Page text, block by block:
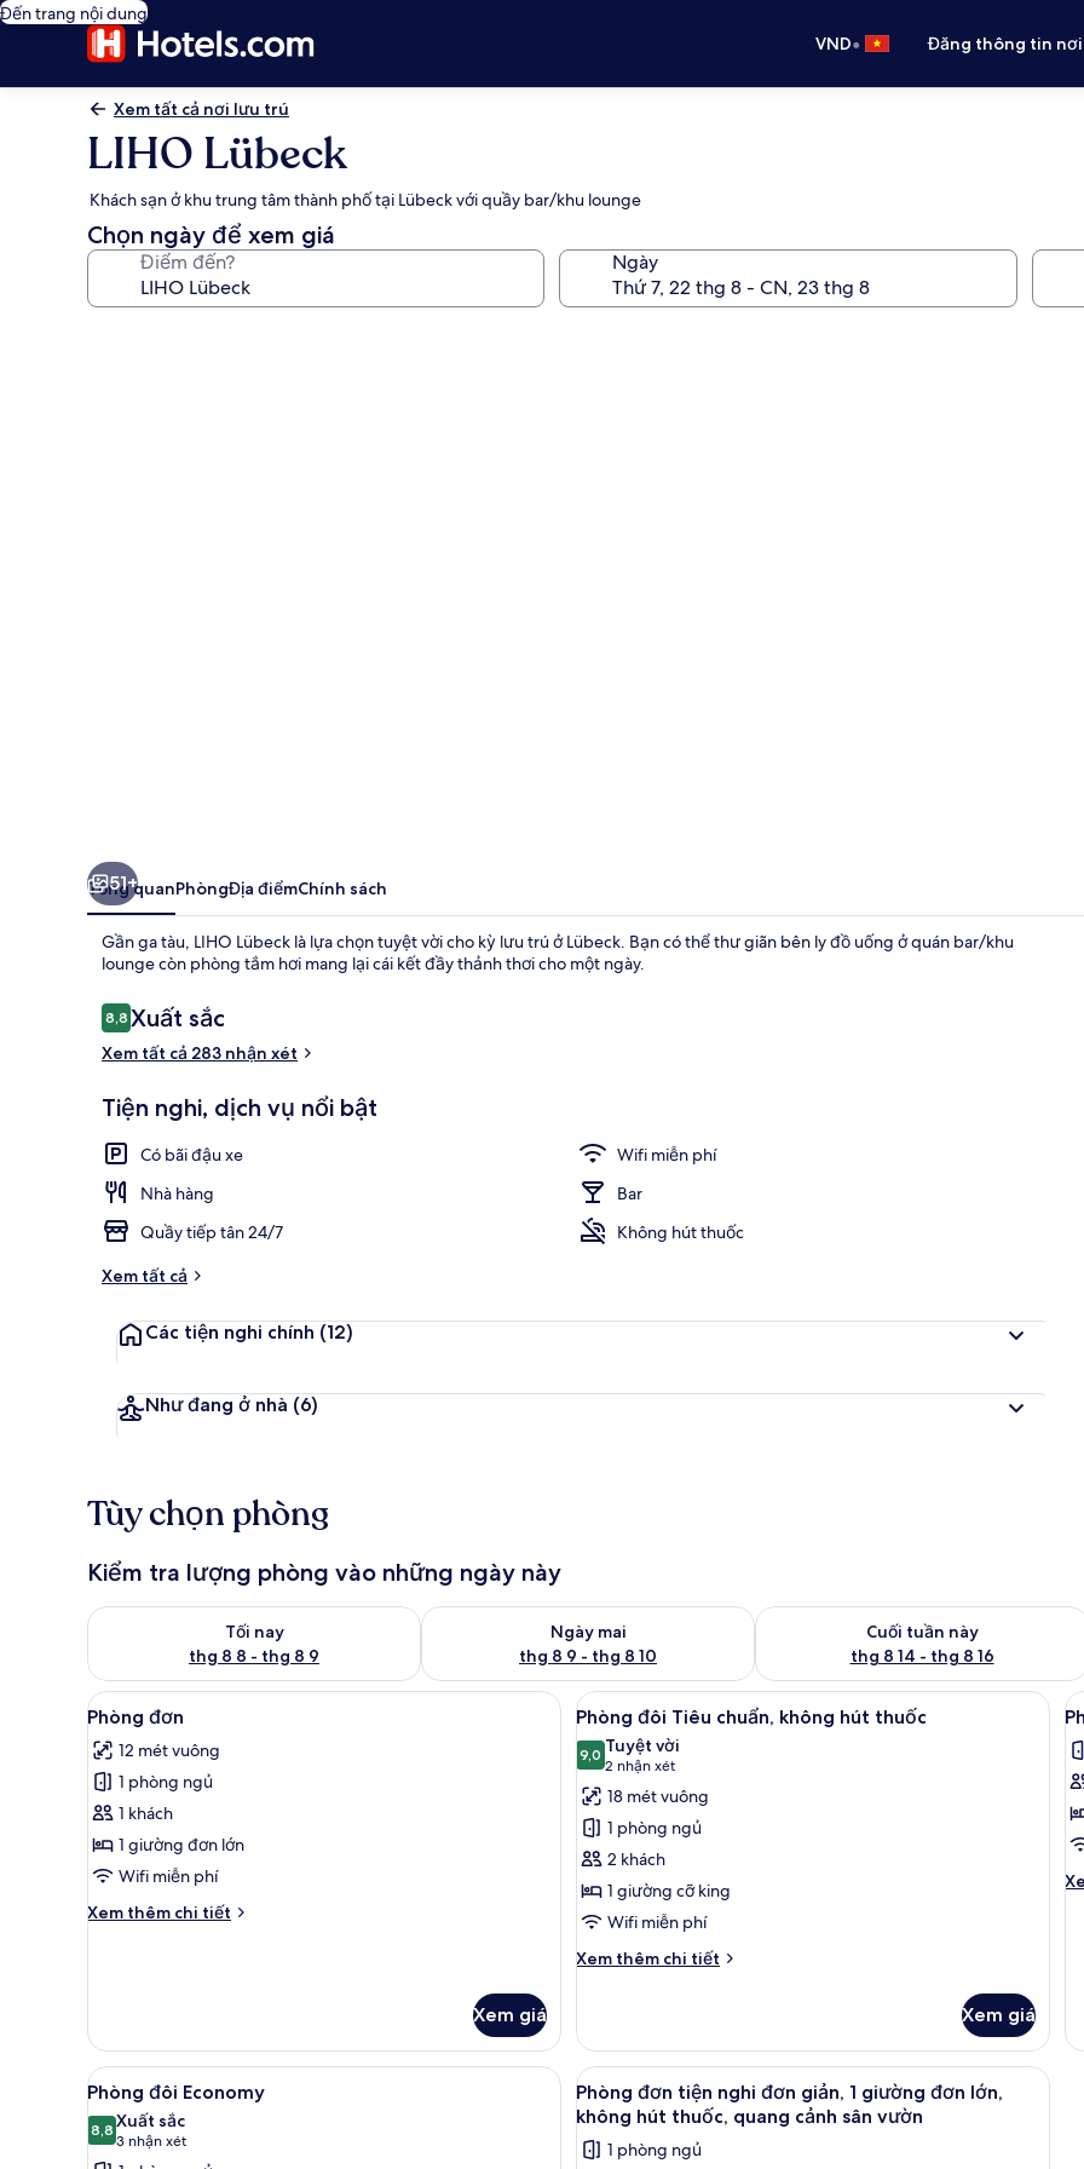
Đến trang nội dung
VND• Đăng thông tin
Xem tất cả nơi lưu trú
LIHO Lübeck
Khách sạn ở khu trung tâm thành phố tại Lübeck với quầy bar/khu lounge
Chọn ngày để xem giá
Điểm đến? Ngày
Phòng đôi
51+
Tổng quanPhòngĐịa điểmChính sách
Gần ga tàu, LIHO Lübeck là lựa chọn tuyệt vời cho kỳ lưu trú ở Lübeck. Bạn có thể thư giãn bên ly đồ uống ở quán bar/khu
lounge còn phòng tắm hơi mang lại cái kết đầy thảnh thơi cho một ngày.
Nhận
xét
8,88,8 trên 10,
Xuất sắc
Xem tất cả 283 nhận xét
Tiện nghi, dịch vụ nổi bật
Có bãi đậu xe
Wifi miễn phí
Nhà hàng
Bar
Quầy tiếp tân 24/7
Không hút thuốc
Xem tất cả
Các tiện nghi chính (12)
Như đang ở nhà (6)
Tùy chọn phòng
Kiểm tra lượng phòng vào những ngày này
Tối nay
thg 8 8 - thg 8 9
Kiểm tra lượng phòng tối nay từ thg 8 8 - thg 8 9
Ngày mai
thg 8 9 - thg 8 10
Kiểm tra lượng phòng ngày mai từ thg 8 9 - thg 8 10
Cuối tuần này
thg 8 14 - thg 8 16
Kiểm tra lượng phòng cuối tuần này
Xem
tất
cả
ảnh
Phòng
đơn
Phòng đơn | Bộ đồ giường kháng dị ứng, màn/rèm cản sáng, phòng cách âm
2
Phòng đơn
12 mét vuông
1 phòng ngủ
1 khách
1 giường đơn lớn
Wifi miễn phí
Xem thêm chi tiết
Chi
Xem giá
Xem
tất
cả
ảnh
Phòng
đôi
Tiêu
chuẩn,
không
hút
Phòng đôi Tiêu chuẩn, không hút
7
Phòng đôi Tiêu chuẩn, không hút thuốc
9,09,0 trên 10
Tuyệt vời
2 nhận xét
(2
nhận
xét)
18 mét vuông
1 phòng ngủ
2 khách
1 giường cỡ king
Wifi miễn phí
Xem thêm chi tiết
Chi
Phòng
đôi
Tiêu
chuẩn,
không
hút
Xem giá
Xem
tất
cả
ảnh
Phòng đôi Economy | Bộ đồ giường kháng dị ứng, màn/rèm cản sáng, phòng cách âm
6
Phòng đôi Economy
8,88,8 trên 10
Xuất sắc
3 nhận xét
(3
Xem
tất
cả
ảnh
Phòng đơn tiện nghi đơn giản, 1
4
Phòng đơn tiện nghi đơn giản, 1 giường đơn lớn,
không hút thuốc, quang cảnh sân vườn
1 phòng ngủ